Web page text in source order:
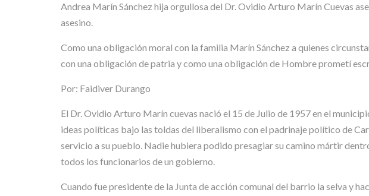
Andrea Marín Sánchez hija orgullosa del Dr. Ovidio Arturo Marín Cuevas
asesino.
Como una obligación moral con la familia Marín Sánchez a quienes
con una obligación de patria y como una obligación de Hombre prometí
Por: Faidiver Durango
El Dr. Ovidio Arturo Marín cuevas nació el 15 de Julio de 1957 en el
ideas políticas bajo las toldas del liberalismo con el padrinaje político de
servicio a su pueblo. Nadie hubiera podido presagiar su camino mártir
todos los funcionarios de un gobierno.
Cuando fue presidente de la Junta de acción comunal del barrio la selva y